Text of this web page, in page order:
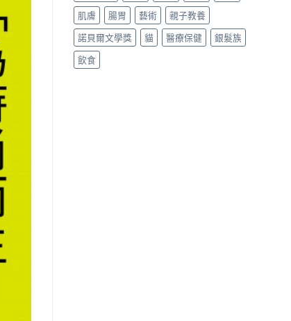
肌膚
腸胃 藝術
親子教養
諾貝爾文學獎
貓 醫療保健
銀髮族
飲食